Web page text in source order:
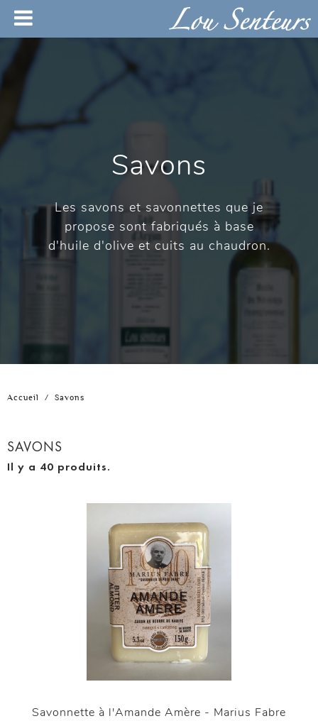
Savons
Les savons et savonnettes que je
propose sont fabriqués à base
d'huile d'olive et cuits au chaudron.
Accueil / Savons
SAVONS
Il y a 40 produits.
Savonnette à l'Amande Amère - Marius Fabre